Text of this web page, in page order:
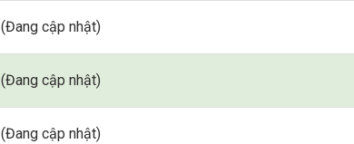
(Đang cập nhật)
(Đang cập nhật)
(Đang cập nhật)